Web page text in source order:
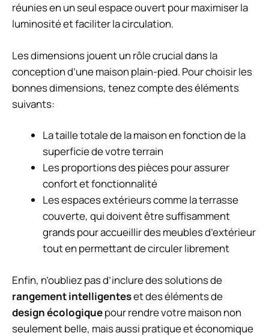
réunies en un seul espace ouvert pour maximiser la
luminosité et faciliter la circulation.
Les dimensions jouent un rôle crucial dans la
conception d’une maison plain-pied. Pour choisir les
bonnes dimensions, tenez compte des éléments
suivants:
La taille totale de la maison en fonction de la
superficie de votre terrain
Les proportions des pièces pour assurer
confort et fonctionnalité
Les espaces extérieurs comme la terrasse
couverte, qui doivent être suffisamment
grands pour accueillir des meubles d’extérieur
tout en permettant de circuler librement
Enfin, n’oubliez pas d’inclure des solutions de
rangement intelligenteset des éléments de
design écologiquepour rendre votre maison non
seulement belle, mais aussi pratique et économique